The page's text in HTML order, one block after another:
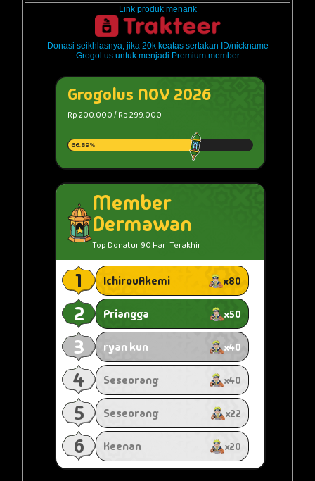
Link produk menarik
Donasi seikhlasnya, jika 20k keatas sertakan ID/nickname
Grogol.us untuk menjadi Premium member